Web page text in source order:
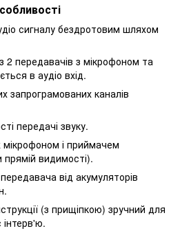
сигналу бездротовим шляхом
2 передавачів з мікрофоном та
в аудіо вхід.
запрограмованих каналів
передачі звуку.
і приймачем
видимості).
від акумуляторів
(з прищіпкою) зручний для
інтерв'ю.